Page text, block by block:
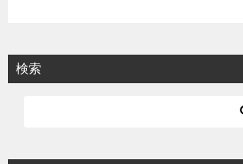
検索